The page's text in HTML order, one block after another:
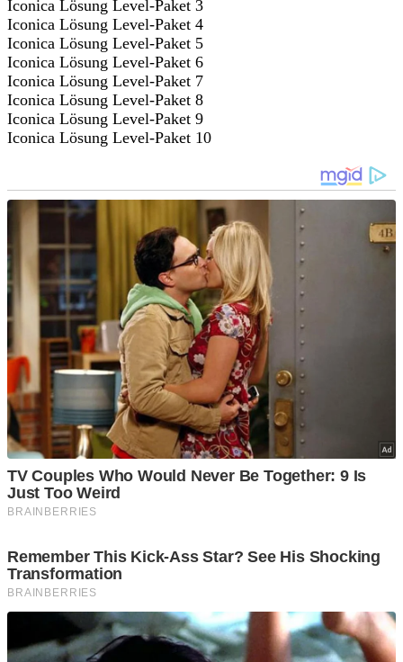
Iconica Lösung Level-Paket 3
Iconica Lösung Level-Paket 4
Iconica Lösung Level-Paket 5
Iconica Lösung Level-Paket 6
Iconica Lösung Level-Paket 7
Iconica Lösung Level-Paket 8
Iconica Lösung Level-Paket 9
Iconica Lösung Level-Paket 10